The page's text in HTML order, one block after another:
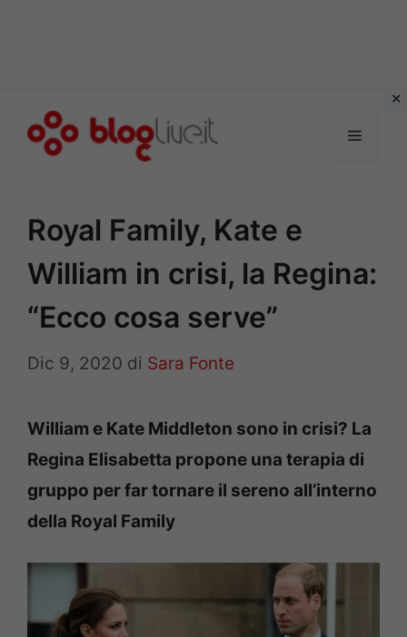
Menu
Royal Family, Kate e
William in crisi, la Regina:
“Ecco cosa serve”
Dic 9, 2020 di Sara Fonte
William e Kate Middleton sono in crisi? La
Regina Elisabetta propone una terapia di
gruppo per far tornare il sereno all’interno
della Royal Family